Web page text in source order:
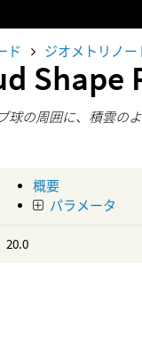
ド ジオメトリノー
Shape
球の周囲に、積雲の
概要
パラメータ
20.0